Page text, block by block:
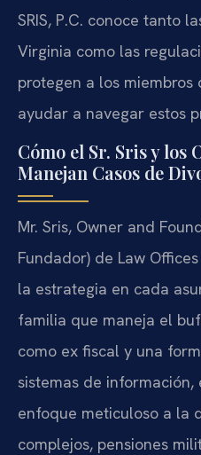
SRIS, P.C. conoce tanto
Virginia como las
protegen a los miembros
ayudar a navegar estos
Cómo el Sr. Sris y los
Manejan Casos de
Mr. Sris, Owner and
Fundador) de Law Offices
la estrategia en cada
familia que maneja el
como ex fiscal y una
sistemas de información,
enfoque meticuloso a la
complejos, pensiones